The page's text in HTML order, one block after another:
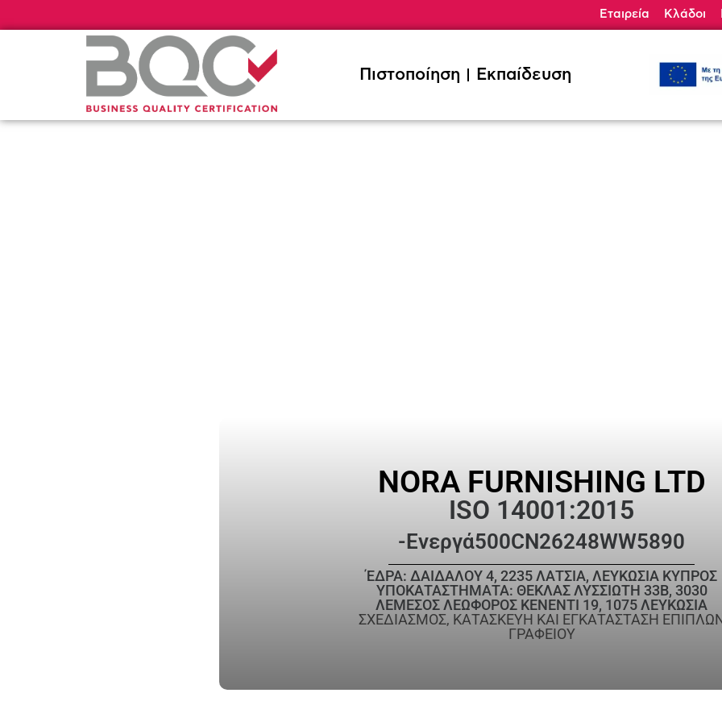
Εταιρεία Κλάδοι
Πιστοποίηση Εκπαίδευση
NORA FURNISHING LTD
ISO 14001:2015
-Ενεργά500CN26248WW5890
ΈΔΡΑ: ΔΑΙΔΑΛΟΥ 4, 2235 ΛΑΤΣΙΑ, ΛΕΥΚΩΣΙΑ ΚΥΠΡΟΣ
ΥΠΟΚΑΤΑΣΤΗΜΑΤΑ: ΘΕΚΛΑΣ ΛΥΣΣΙΩΤΗ 33Β, 3030
ΛΕΜΕΣΟΣ ΛΕΩΦΟΡΟΣ ΚΕΝΕΝΤΙ 19, 1075 ΛΕΥΚΩΣΙΑ
ΣΧΕΔΙΑΣΜΟΣ, ΚΑΤΑΣΚΕΥΗ ΚΑΙ ΕΓΚΑΤΑΣΤΑΣΗ
ΓΡΑΦΕΙΟΥ